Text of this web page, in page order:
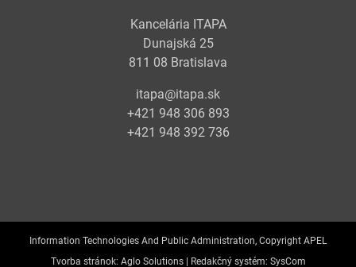
Kancelária ITAPA
Dunajská 25
811 08 Bratislava
itapa@itapa.sk
+421 948 306 893
+421 948 392 736
Information Technologies And Public Administration, Copyright APEL
Tvorba stránok: Aglo Solutions | Redakčný systém: SysCom